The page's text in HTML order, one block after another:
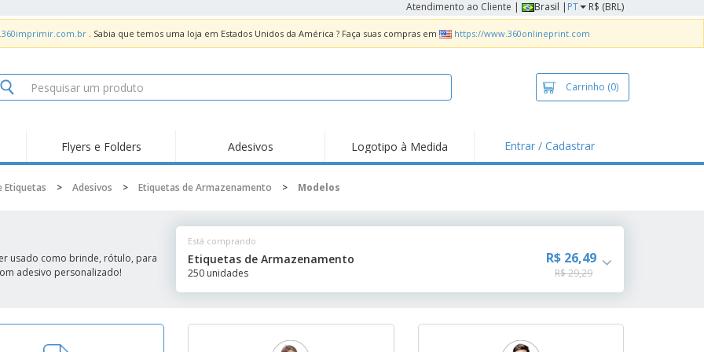
Atendimento ao Cliente | Brasil | PT R$ (BRL)
. Sabia que temos uma loja em Estados Unidos da América ? Faça suas compras em https://www.360onlineprint.com
Carrinho (0)
Tendências
Adesivos Vinil
Expositores
Malas e Mochilas
Sacos
Novidades
Protetor Facial
Promoções
Ímã de Geladeira
Placa de Propaganda
Flyers e Folders Adesivos Logotipo à Medida Entrar / Cadastrar
Etiquetas > Adesivos > Etiquetas de Armazenamento > Modelos
usado como brinde, rótulo, para
adesivo personalizado!
Está comprando
Etiquetas de Armazenamento
250 unidades
R$ 26,49
R$ 29,29